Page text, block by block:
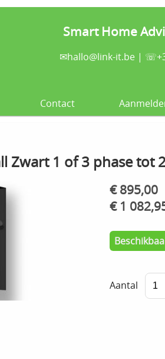
Smart Home
✉hallo@link-it.be |
Contact
Zwart 1 of 3 phase tot
€ 895,00
€ 1
Aantal